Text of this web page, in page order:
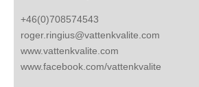
+46(0)708574543
roger.ringius@vattenkvalite.com
www.vattenkvalite.com
www.facebook.com/vattenkvalite